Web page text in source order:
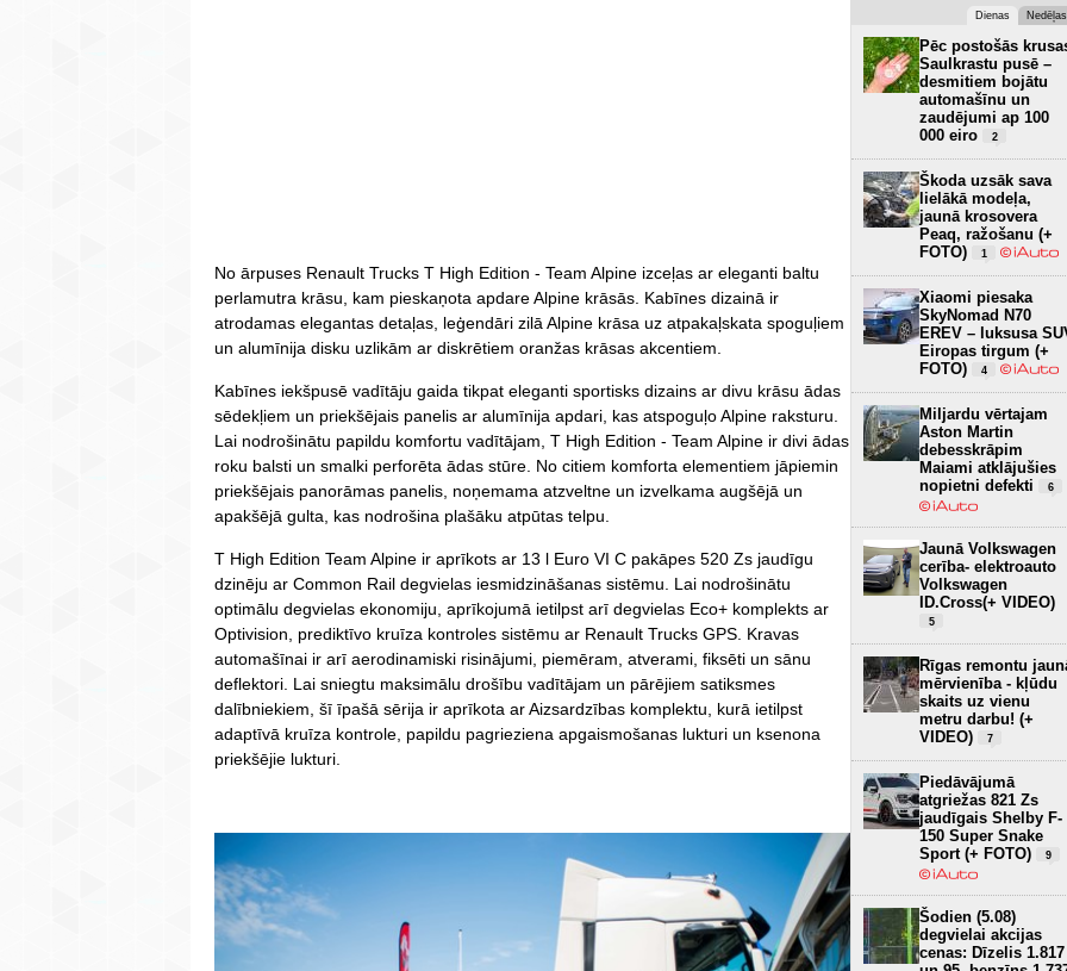
No ārpuses Renault Trucks T High Edition - Team Alpine izceļas ar eleganti baltu
perlamutra krāsu, kam pieskaņota apdare Alpine krāsās. Kabīnes dizainā ir
atrodamas elegantas detaļas, leģendāri zilā Alpine krāsa uz atpakaļskata spoguļiem
un alumīnija disku uzlikām ar diskrētiem oranžas krāsas akcentiem.
Kabīnes iekšpusē vadītāju gaida tikpat eleganti sportisks dizains ar divu krāsu ādas
sēdekļiem un priekšējais panelis ar alumīnija apdari, kas atspoguļo Alpine raksturu.
Lai nodrošinātu papildu komfortu vadītājam, T High Edition - Team Alpine ir divi ādas
roku balsti un smalki perforēta ādas stūre. No citiem komforta elementiem jāpiemin
priekšējais panorāmas panelis, noņemama atzveltne un izvelkama augšējā un
apakšējā gulta, kas nodrošina plašāku atpūtas telpu.
T High Edition Team Alpine ir aprīkots ar 13 l Euro VI C pakāpes 520 Zs jaudīgu
dzinēju ar Common Rail degvielas iesmidzināšanas sistēmu. Lai nodrošinātu
optimālu degvielas ekonomiju, aprīkojumā ietilpst arī degvielas Eco+ komplekts ar
Optivision, prediktīvo kruīza kontroles sistēmu ar Renault Trucks GPS. Kravas
automašīnai ir arī aerodinamiski risinājumi, piemēram, atverami, fiksēti un sānu
deflektori. Lai sniegtu maksimālu drošību vadītājam un pārējiem satiksmes
dalībniekiem, šī īpašā sērija ir aprīkota ar Aizsardzības komplektu, kurā ietilpst
adaptīvā kruīza kontrole, papildu pagrieziena apgaismošanas lukturi un ksenona
priekšējie lukturi.
Dienas Nedēļas
Pēc postošās
Saulkrastu pusē –
desmitiem bojātu
automašīnu un
zaudējumi ap 100
000 eiro
2
Škoda uzsāk sava
lielākā modeļa,
jaunā krosovera
Peaq, ražošanu (+
FOTO)
1
Xiaomi piesaka
SkyNomad N70
EREV – luksusa
Eiropas tirgum (+
FOTO)
4
Miljardu vērtajam
Aston Martin
debesskrāpim
Maiami atklājušies
nopietni defekti
6
Jaunā Volkswagen
cerība- elektroauto
Volkswagen
ID.Cross(+ VIDEO)
5
Rīgas remontu
mērvienība - kļūdu
skaits uz vienu
metru darbu! (+
VIDEO)
7
Piedāvājumā
atgriežas 821 Zs
jaudīgais Shelby F-
150 Super Snake
Sport (+ FOTO)
9
Šodien (5.08)
degvielai akcijas
cenas: Dīzelis 1.817